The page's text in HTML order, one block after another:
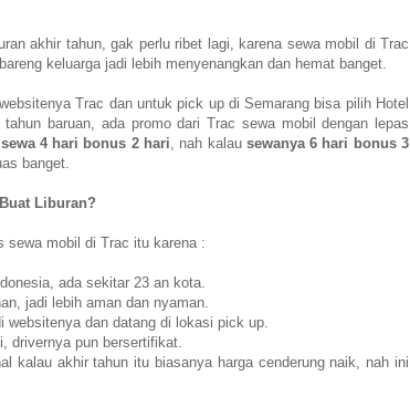
akhir tahun, gak perlu ribet lagi, karena sewa mobil di Trac
keluarga jadi lebih menyenangkan dan hemat banget.
Trac dan untuk pick up di Semarang bisa pilih Hotel
baruan, ada promo dari Trac sewa mobil dengan lepas
sewa 4 hari bonus 2 hari, nah kalau sewanya 6 hari bonus 3
banget.
Liburan?
sewa mobil di Trac itu karena :
ada sekitar 23 an kota.
jadi lebih aman dan nyaman.
websitenya dan datang di lokasi pick up.
drivernya pun bersertifikat.
kalau akhir tahun itu biasanya harga cenderung naik, nah ini